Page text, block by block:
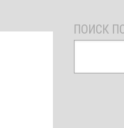
ПОИСК